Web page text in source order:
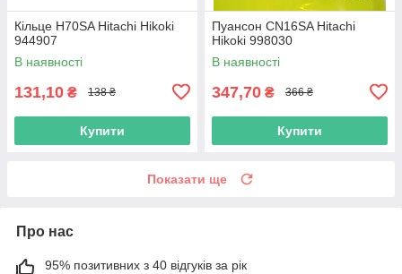
Кільце H70SA Hitachi Hikoki
944907
В наявності
131,10 ₴ 138 ₴
Купити
Пуансон CN16SA Hitachi
Hikoki 998030
В наявності
347,70 ₴ 366 ₴
Купити
Показати ще
Про нас
95% позитивних з 40 відгуків за рік